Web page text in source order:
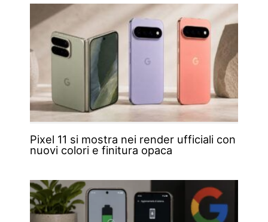
Pixel 11 si mostra nei render ufficiali con
nuovi colori e finitura opaca